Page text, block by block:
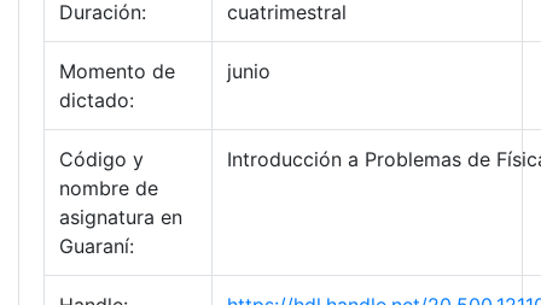
Duración: cuatrimestral
Momento de
dictado:
junio
Código y
nombre de
asignatura en
Guaraní:
Introducción a Problemas de